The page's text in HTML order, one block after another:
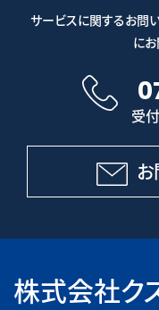
サービスに関するお問
に
受
株式会社ク